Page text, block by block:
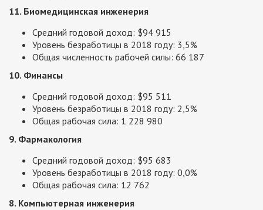
11. Биомедицинская инженерия
Средний годовой доход: $94 915
Уровень безработицы в 2018 году: 3,5%
Общая численность рабочей силы: 66 187
10. Финансы
Средний годовой доход: $95 511
Уровень безработицы в 2018 году: 2,5%
Общая рабочая сила: 1 228 980
9. Фармакология
Средний годовой доход: $95 683
Уровень безработицы в 2018 году: 0,0%
Общая рабочая сила: 12 762
8. Компьютерная инженерия